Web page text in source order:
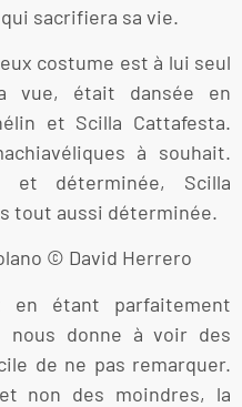
sacrifiera sa vie.
costume est à lui seul
vue, était dansée en
et Scilla Cattafesta.
à souhait.
et déterminée, Scilla
tout aussi déterminée.
© David Herrero
étant parfaitement
nous donne à voir des
de ne pas remarquer.
non des moindres, la